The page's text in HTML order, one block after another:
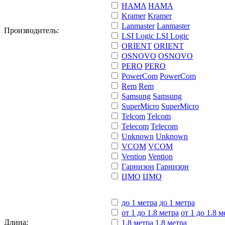
Производитель:
HAMA HAMA
Kramer Kramer
Lanmaster Lanmaster
LSI Logic LSI Logic
ORIENT ORIENT
OSNOVO OSNOVO
PERO PERO
PowerCom PowerCom
Rem Rem
Samsung Samsung
SuperMicro SuperMicro
Telcom Telcom
Telecom Telecom
Unknown Unknown
VCOM VCOM
Vention Vention
Гарнизон Гарнизон
ЦМО ЦМО
Длина:
до 1 метра до 1 метра
от 1 до 1.8 метра от 1 до 1.8
1.8 метра 1.8 метра